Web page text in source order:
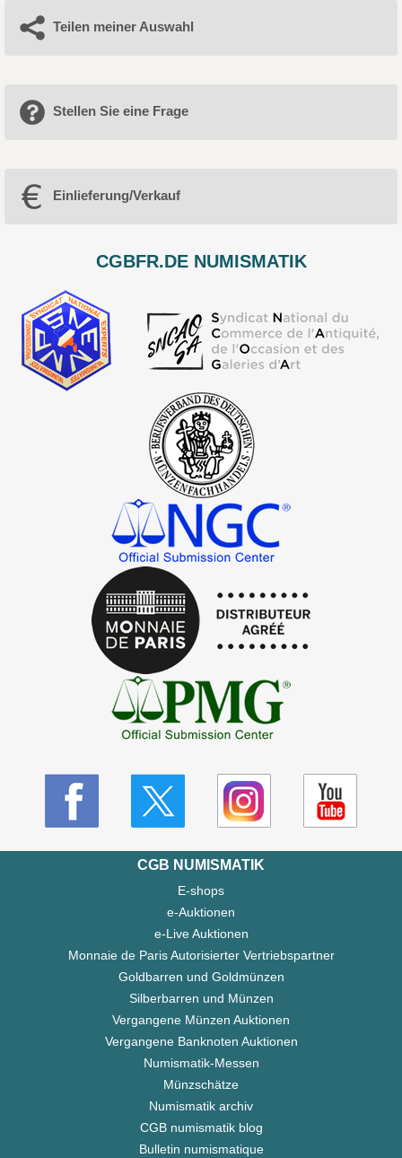
Teilen meiner Auswahl
Stellen Sie eine Frage
Einlieferung/Verkauf
CGBFR.DE NUMISMATIK
CGB NUMISMATIK
E-shops
e-Auktionen
e-Live Auktionen
Monnaie de Paris Autorisierter Vertriebspartner
Goldbarren und Goldmünzen
Silberbarren und Münzen
Vergangene Münzen Auktionen
Vergangene Banknoten Auktionen
Numismatik-Messen
Münzschätze
Numismatik archiv
CGB numismatik blog
Bulletin numismatique